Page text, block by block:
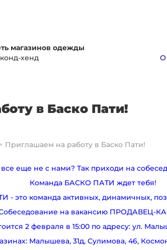
магазинов одежды
хенд
О
в Баско Пати!
Приглашаем на работу в Баско Пати!
еще не с нами? Так приходи на
Команда БАСКО ПАТИ ждет тебя!
- это команда активных, динамичных,
на вакансию ПРОДАВЕЦ-
2 февраля в 15:00 по адресу: ул.
Малышева, 31д, Сулимова, 46,